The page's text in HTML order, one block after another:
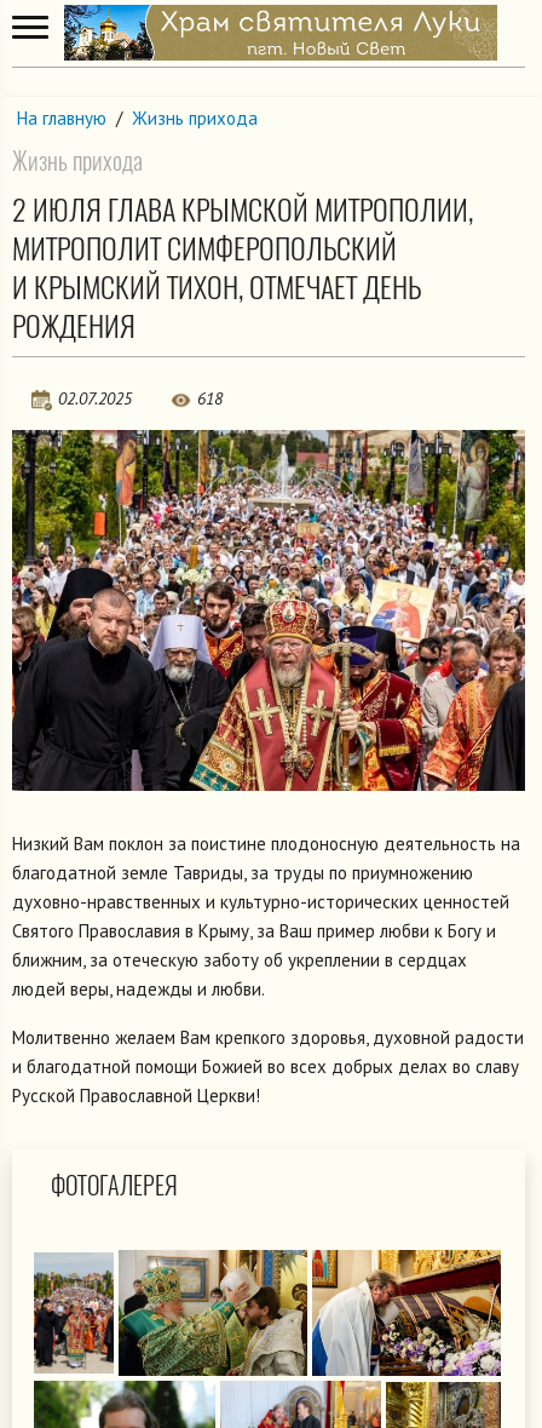
На главную / Жизнь прихода
Жизнь прихода
2 ИЮЛЯ ГЛАВА КРЫМСКОЙ МИТРОПОЛИИ,
МИТРОПОЛИТ СИМФЕРОПОЛЬСКИЙ
И КРЫМСКИЙ ТИХОН, ОТМЕЧАЕТ ДЕНЬ
РОЖДЕНИЯ
02.07.2025 618
Низкий Вам поклон за поистине плодоносную деятельность на
благодатной земле Тавриды, за труды по приумножению
духовно-нравственных и культурно-исторических ценностей
Святого Православия в Крыму, за Ваш пример любви к Богу и
ближним, за отеческую заботу об укреплении в сердцах
людей веры, надежды и любви.
Молитвенно желаем Вам крепкого здоровья, духовной радости
и благодатной помощи Божией во всех добрых делах во славу
Русской Православной Церкви!
ФОТОГАЛЕРЕЯ